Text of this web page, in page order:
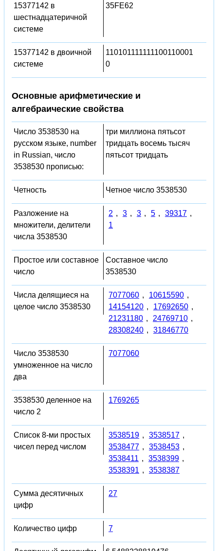
15377142 в
шестнадцатеричной
системе
35FE62
15377142 в двоичной
системе
110101111111100110001
0
Основные арифметические и
алгебраические свойства
Число 3538530 на
русском языке, number
in Russian, число
3538530 прописью:
три миллиона пятьсот
тридцать восемь тысяч
пятьсот тридцать
Четность Четное число 3538530
Разложение на
множители, делители
числа 3538530
2 , 3 , 3 , 5 , 39317 ,
1
Простое или составное
число
Составное число
3538530
Числа делящиеся на
целое число 3538530
7077060 , 10615590 ,
14154120 , 17692650 ,
21231180 , 24769710 ,
28308240 , 31846770
Число 3538530
умноженное на число
два
7077060
3538530 деленное на
число 2
1769265
Список 8-ми простых
чисел перед числом
3538519 , 3538517 ,
3538477 , 3538453 ,
3538411 , 3538399 ,
3538391 , 3538387
Сумма десятичных
цифр
27
Количество цифр 7